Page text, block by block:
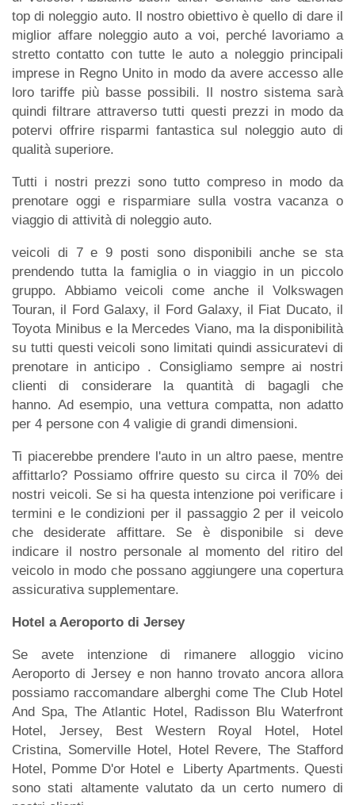
top di noleggio auto. Il nostro obiettivo è quello di dare il
miglior affare noleggio auto a voi, perché lavoriamo a
stretto contatto con tutte le auto a noleggio principali
imprese in Regno Unito in modo da avere accesso alle
loro tariffe più basse possibili. Il nostro sistema sarà
quindi filtrare attraverso tutti questi prezzi in modo da
potervi offrire risparmi fantastica sul noleggio auto di
qualità superiore.
Tutti i nostri prezzi sono tutto compreso in modo da
prenotare oggi e risparmiare sulla vostra vacanza o
viaggio di attività di noleggio auto.
veicoli di 7 e 9 posti sono disponibili anche se sta
prendendo tutta la famiglia o in viaggio in un piccolo
gruppo. Abbiamo veicoli come anche il Volkswagen
Touran, il Ford Galaxy, il Ford Galaxy, il Fiat Ducato, il
Toyota Minibus e la Mercedes Viano, ma la disponibilità
su tutti questi veicoli sono limitati quindi assicuratevi di
prenotare in anticipo . Consigliamo sempre ai nostri
clienti di considerare la quantità di bagagli che
hanno. Ad esempio, una vettura compatta, non adatto
per 4 persone con 4 valigie di grandi dimensioni.
Ti piacerebbe prendere l'auto in un altro paese, mentre
affittarlo? Possiamo offrire questo su circa il 70% dei
nostri veicoli. Se si ha questa intenzione poi verificare i
termini e le condizioni per il passaggio 2 per il veicolo
che desiderate affittare. Se è disponibile si deve
indicare il nostro personale al momento del ritiro del
veicolo in modo che possano aggiungere una copertura
assicurativa supplementare.
Hotel a Aeroporto di Jersey
Se avete intenzione di rimanere alloggio vicino
Aeroporto di Jersey e non hanno trovato ancora allora
possiamo raccomandare alberghi come The Club Hotel
And Spa, The Atlantic Hotel, Radisson Blu Waterfront
Hotel, Jersey, Best Western Royal Hotel, Hotel
Cristina, Somerville Hotel, Hotel Revere, The Stafford
Hotel, Pomme D'or Hotel e Liberty Apartments. Questi
sono stati altamente valutato da un certo numero di